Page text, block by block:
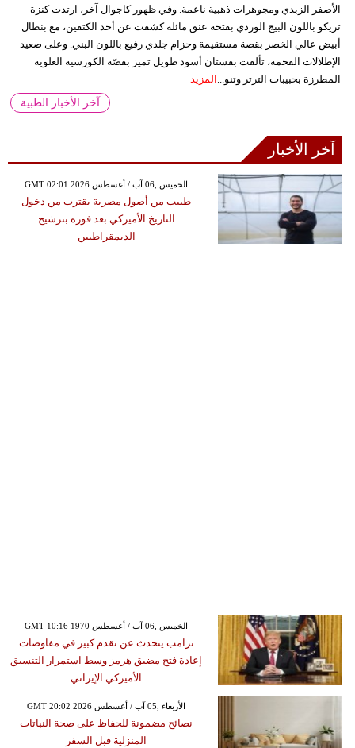
الأصفر الزبدي ومجوهرات ذهبية ناعمة. وفي ظهور كاجوال آخر، ارتدت كنزة
تريكو باللون البيج الوردي بفتحة عنق مائلة كشفت عن أحد الكتفين، مع بنطال
أبيض عالي الخصر بقصة مستقيمة وحزام جلدي رفيع باللون البني. وعلى صعيد
الإطلالات الفخمة، تألقت بفستان أسود طويل تميز بقصّة الكورسيه العلوية
المطرزة بحبيبات الترتر وتنو... المزيد
آخر الأخبار الطبية
آخر الأخبار
GMT 02:01 2026 الخميس ,06 آب / أغسطس
طبيب من أصول مصرية يقترب من دخول
التاريخ الأميركي بعد فوزه بترشيح
الديمقراطيين
GMT 10:16 1970 الخميس ,06 آب / أغسطس
ترامب يتحدث عن تقدم كبير في مفاوضات
إعادة فتح مضيق هرمز وسط استمرار التنسيق
الأميركي الإيراني
GMT 20:02 2026 الأربعاء ,05 آب / أغسطس
نصائح مضمونة للحفاظ على صحة النباتات
المنزلية قبل السفر